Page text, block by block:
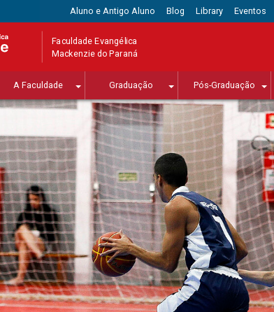
Aluno e Antigo Aluno Blog Library Eventos
Faculdade Evangélica
Mackenzie do Paraná
A Faculdade Graduação Pós-Graduação